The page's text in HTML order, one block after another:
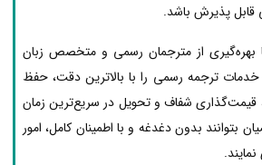
قابل پذیرش باشد.
بهره‌گیری از مترجمان رسمی و متخصص زبان
خدمات ترجمه رسمی را با بالاترین دقت، حفظ
قیمت‌گذاری شفاف و تحویل در سریع‌ترین زمان
بتوانند بدون دغدغه و با اطمینان کامل، امور